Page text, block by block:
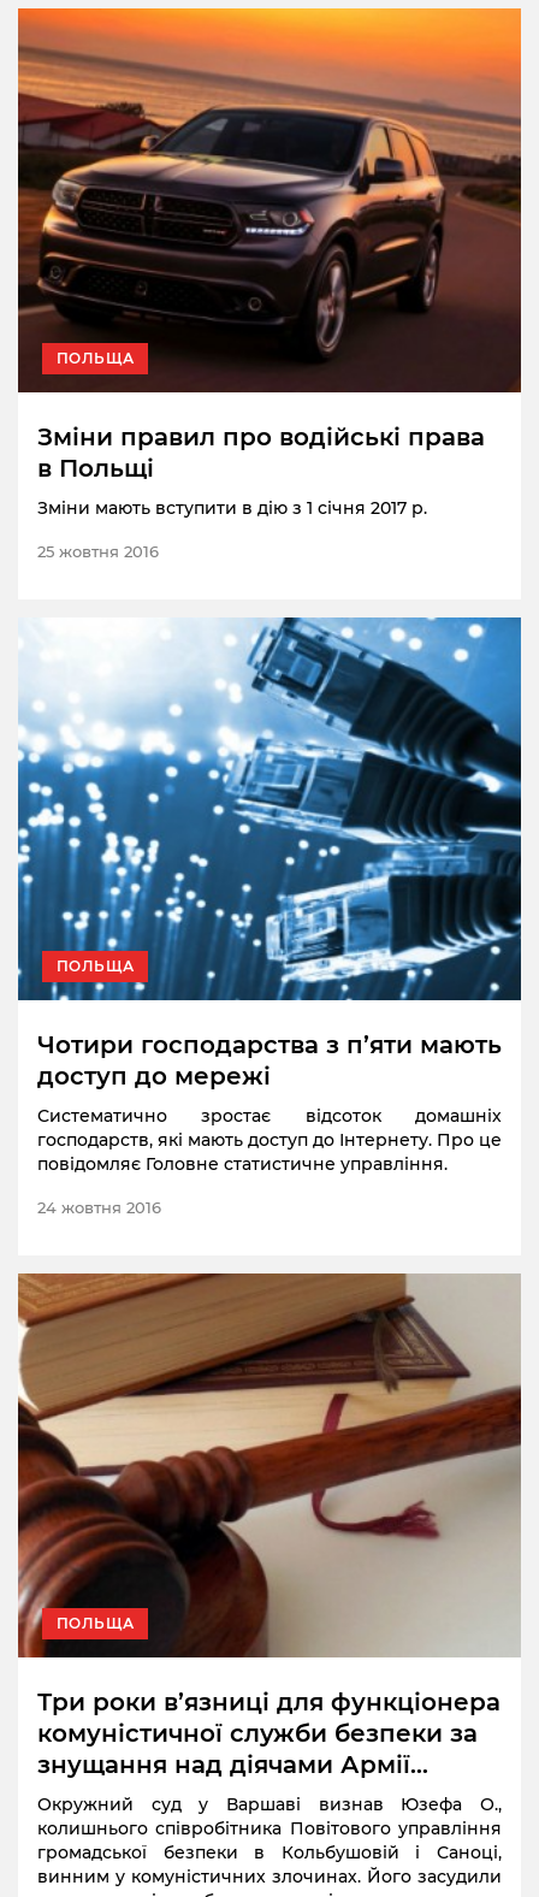
ПОЛЬЩА
Зміни правил про водійські права
в Польщі
Зміни мають вступити в дію з 1 січня 2017 р.
25 жовтня 2016
ПОЛЬЩА
Чотири господарства з п’яти мають
доступ до мережі
Систематично зростає відсоток домашніх
господарств, які мають доступ до Інтернету. Про це
повідомляє Головне статистичне управління.
24 жовтня 2016
ПОЛЬЩА
Три роки в’язниці для функціонера
комуністичної служби безпеки за
знущання над діячами Армії
Крайової
Окружний суд у Варшаві визнав Юзефа О.,
колишнього співробітника Повітового управління
громадської безпеки в Кольбушовій і Саноці,
винним у комуністичних злочинах. Його засудили